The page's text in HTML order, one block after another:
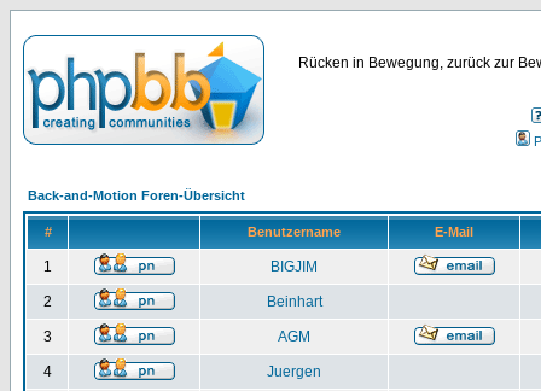
Rücken in Bewegung, zurück zur
Back-and-Motion Foren-Übersicht
# Benutzername E-Mail
1 BIGJIM
2 Beinhart
3 AGM
4 Juergen